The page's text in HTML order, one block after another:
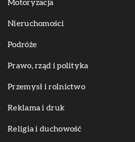
Motoryzacja
Nieruchomości
Podróże
Prawo, rząd i polityka
Przemysł i rolnictwo
Reklama i druk
Religia i duchowość